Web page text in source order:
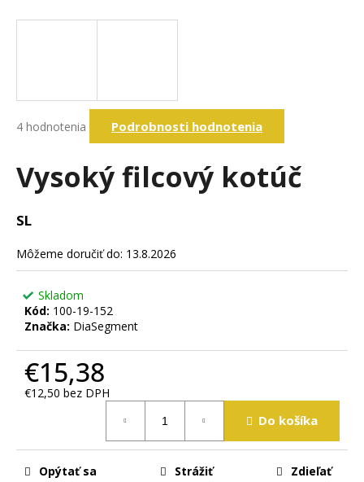
hodnotenie
5,0
hviezdičiek.
4 hodnotenia Podrobnosti hodnotenia
Vysoký filcový kotúč
SL
Môžeme doručiť do: 13.8.2026
Skladom
Kód: 100-19-152
Značka: DiaSegment
€15,38
€12,50 bez DPH
Do košíka
Opýtať sa Strážiť Zdieľať
á
?
Hľadať
O
d
p
r
ú
a
m
e